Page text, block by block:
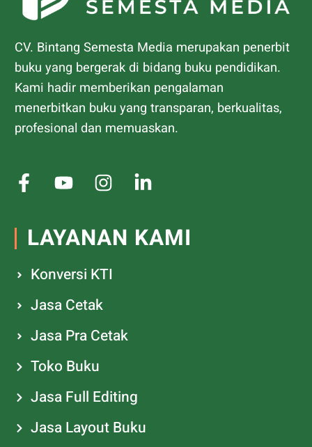
CV. Bintang Semesta Media merupakan penerbit
buku yang bergerak di bidang buku pendidikan.
Kami hadir memberikan pengalaman
menerbitkan buku yang transparan, berkualitas,
profesional dan memuaskan.
LAYANAN KAMI
Konversi KTI
Jasa Cetak
Jasa Pra Cetak
Toko Buku
Jasa Full Editing
Jasa Layout Buku